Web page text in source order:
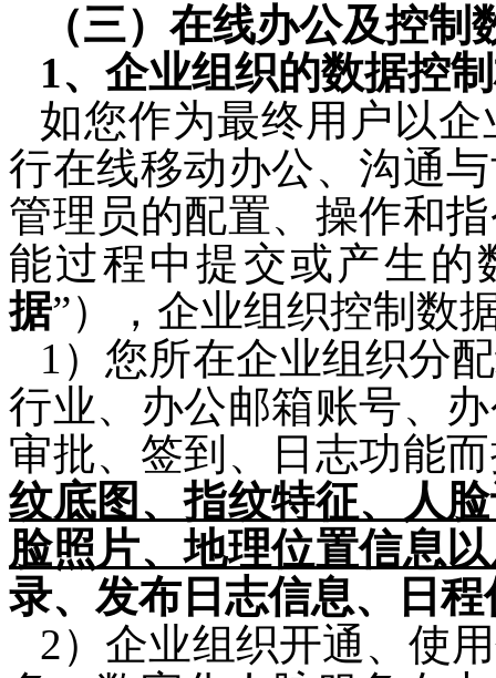
（三）在线办公及控制
1、企业组织的数据控
如您作为最终用户以
行在线移动办公、沟通
管理员的配置、操作和
能过程中提交或产生的
据”），企业组织控制数
1）您所在企业组织分
行业、办公邮箱账号、
审批、签到、日志功能
纹底图、指纹特征、人
脸照片、地理位置信息
录、发布日志信息、日程
2）企业组织开通、使